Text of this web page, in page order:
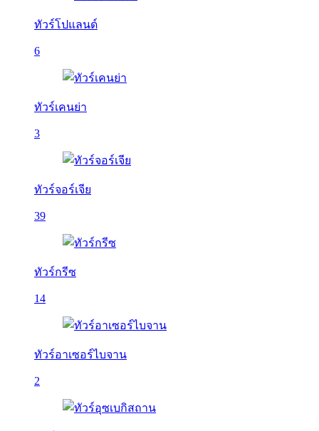
ทัวร์โปแลนด์
6
ทัวร์เคนย่า
3
ทัวร์จอร์เจีย
39
ทัวร์กรีซ
14
ทัวร์อาเซอร์ไบจาน
2